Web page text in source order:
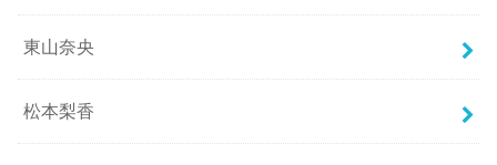
東山奈央
松本梨香